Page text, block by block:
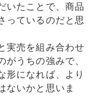
いたことで、商品
っているのだと思
実売を組み合わせ
がうちの強みで、
形になれば、より
ないかと思いま